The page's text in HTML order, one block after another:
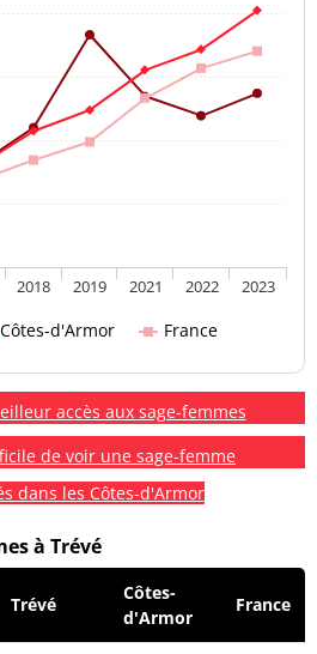
Côtes-d'Armor France
2018 2019 2021 2022 2023
accès aux sage-femmes
de voir une sage-femme
dans les Côtes-d'Armor
à Trévé
Trévé
Côtes-
d'Armor
France